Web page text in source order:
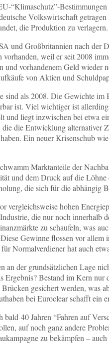
“Klimaschutz”-
Volkswirtschaft
die Produktion zu
und Großbritannien nach der
vorhanden, weil er seit 2008
und vorhandenem Geld
von Aktien und
sind als 2008. Die Gewichte
ist. Viel wichtiger ist
und liegt inzwischen bei etwa
die Entwicklung
Ein neuer Krisenschub
Marktanteile der
und dem Druck auf die
die sich für die abhängig
vergleichsweise hohen
die nur noch
zu schaufeln, was
Gewinne flossen vor
Normalverdiener hat auch
an der grundsätzlichen Lage
Bestand im Kern
gesichert werden, was
bei Euroclear schafft ein
40 Jahren “Fahren auf
auf noch ganz andere
zu bekämpfen ‒